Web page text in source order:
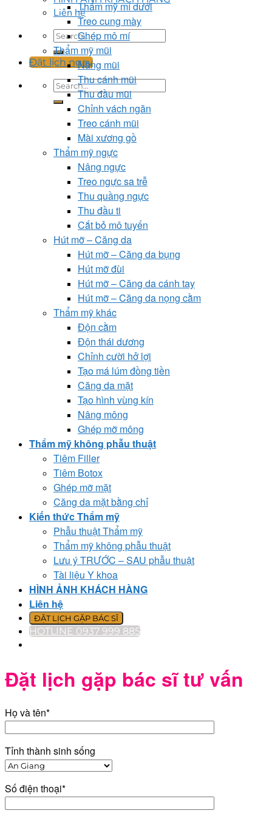
Liên hệ
Đặt lịch ngay
Thẩm mỹ mí dưới
Treo cung mày
Ghép mô mí
Thẩm mỹ mũi
Nâng mũi
Thu cánh mũi
Thu đầu mũi
Chỉnh vách ngăn
Treo cánh mũi
Mài xương gồ
Thẩm mỹ ngực
Nâng ngực
Treo ngực sa trễ
Thu quầng ngực
Thu đầu ti
Cắt bỏ mô tuyến
Hút mỡ – Căng da
Hút mỡ – Căng da bụng
Hút mỡ đùi
Hút mỡ – Căng da cánh tay
Hút mỡ – Căng da nọng cằm
Thẩm mỹ khác
Độn cằm
Độn thái dương
Chỉnh cười hở lợi
Tạo má lúm đồng tiền
Căng da mặt
Tạo hình vùng kín
Nâng mông
Ghép mỡ mông
Thẩm mỹ không phẫu thuật
Tiêm Filler
Tiêm Botox
Ghép mỡ mặt
Căng da mặt bằng chỉ
Kiến thức Thẩm mỹ
Phẫu thuật Thẩm mỹ
Thẩm mỹ không phẫu thuật
Lưu ý TRƯỚC – SAU phẫu thuật
Tài liệu Y khoa
HÌNH ẢNH KHÁCH HÀNG
Liên hệ
ĐẶT LỊCH GẶP BÁC SĨ
HOTLINE 0937 999 885
Đặt lịch gặp bác sĩ tư vấn
Họ và tên*
Tỉnh thành sinh sống
Số điện thoại*